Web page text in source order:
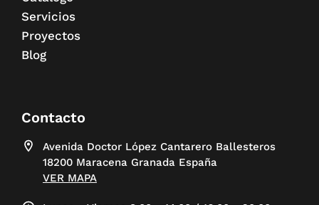
Servicios
Proyectos
Blog
Contacto
Avenida Doctor López Cantarero Ballesteros
18200 Maracena Granada España
VER MAPA